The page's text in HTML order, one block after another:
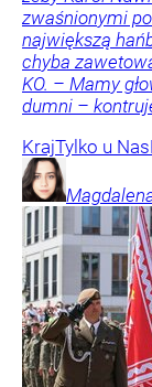
zwaśnionymi
największą
chyba
KO. – Mamy
dumni –
KrajTylko u Nas